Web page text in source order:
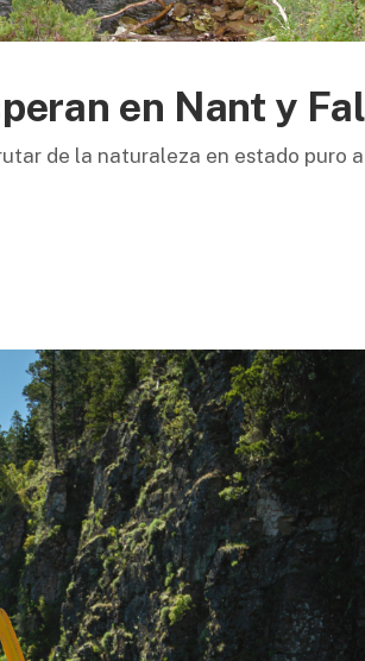
en Nant y
de la naturaleza en estado puro